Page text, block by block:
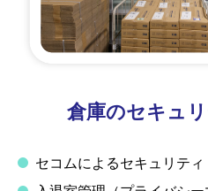
倉庫のセキュ
セコムによるセキュリティ